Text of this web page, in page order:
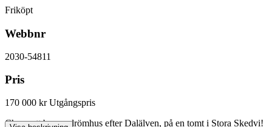
Friköpt
Webbnr
2030-54811
Pris
170 000 kr Utgångspris
Chans att bygga drömhus efter Dalälven, på en tomt i Stora Skedvi!